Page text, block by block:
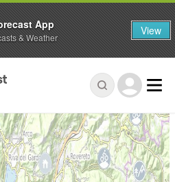
App
& Weather View